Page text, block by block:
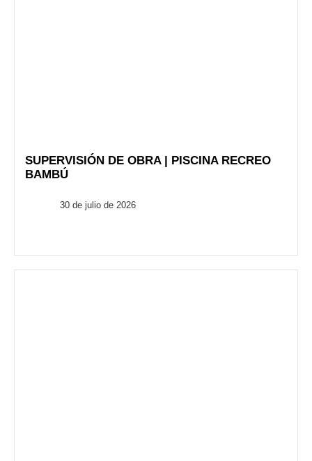
SUPERVISIÓN DE OBRA | PISCINA RECREO
BAMBÚ
30 de julio de 2026